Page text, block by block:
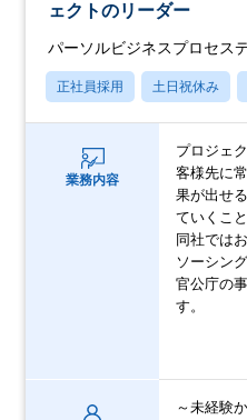
ェクトのリーダー
パーソルビジネスプロセス
正社員採用 土日祝休み
業務内容
プロジェ
客様先に
果が出せ
ていくこ
同社では
ソーシン
官公庁の
す。
～未経験